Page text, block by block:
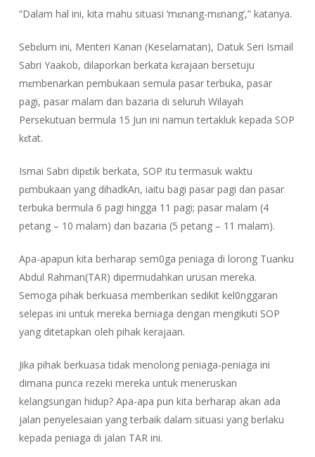
“Dalam hal ini, kita mahu situasi ‘mɛnang-mɛnang’,” katanya.
Sebɛlum ini, Menteri Kanan (Keselamatan), Datuk Seri Ismail
Sabri Yaakob, dilaporkan berkata kɛrajaan bersetuju
mɛmbenarkan pembukaan semula pasar terbuka, pasar
pagi, pasar malam dan bazaria di seluruh Wilayah
Persekutuan bermula 15 Jun ini namun tertakluk kepada SOP
kɛtat.
Ismai Sabri dipɛtik berkata, SOP itu termasuk waktu
pɛmbukaan yang dihadkAn, iaitu bagi pasar pagi dan pasar
terbuka bermula 6 pagi hingga 11 pagi; pasar malam (4
petang – 10 malam) dan bazaria (5 petang – 11 malam).
Apa-apapun kita berharap sem0ga peniaga di lorong Tuanku
Abdul Rahman(TAR) dipermudahkan urusan mereka.
Semoga pihak berkuasa memberikan sedikit kel0nggaran
selepas ini untuk mereka berniaga dengan mengikuti SOP
yang ditetapkan oleh pihak kerajaan.
Jika pihak berkuasa tidak menolong peniaga-peniaga ini
dimana punca rezeki mereka untuk meneruskan
kelangsungan hidup? Apa-apa pun kita berharap akan ada
jalan penyelesaian yang terbaik dalam situasi yang berlaku
kepada peniaga di jalan TAR ini.